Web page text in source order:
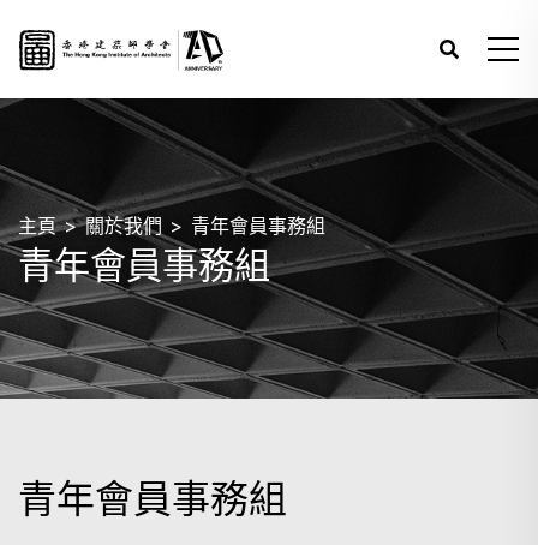
主頁 關於我們 青年會員事務組
青年會員事務組
青年會員事務組